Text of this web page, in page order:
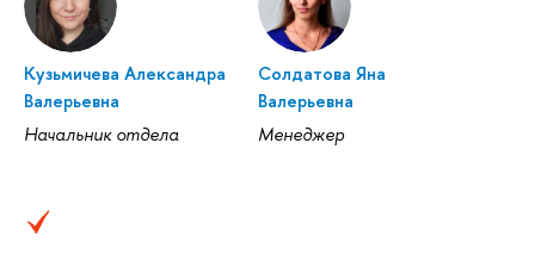
Кузьмичева Александра
Валерьевна
Начальник отдела
Солдатова Яна
Валерьевна
Менеджер